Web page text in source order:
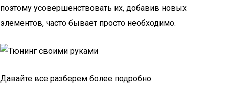
поэтому усовершенствовать их, добавив новых
элементов, часто бывает просто необходимо.
Давайте все разберем более подробно.